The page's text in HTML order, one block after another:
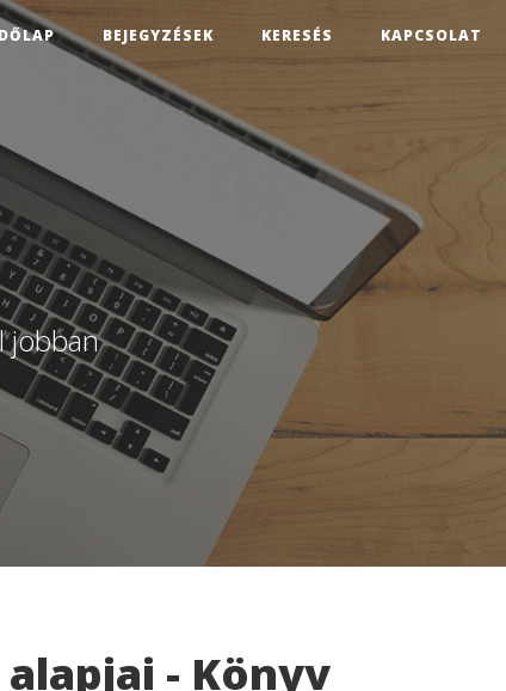
BEJEGYZÉSEK KERESÉS KAPCSOLAT
jobban
- Könyv